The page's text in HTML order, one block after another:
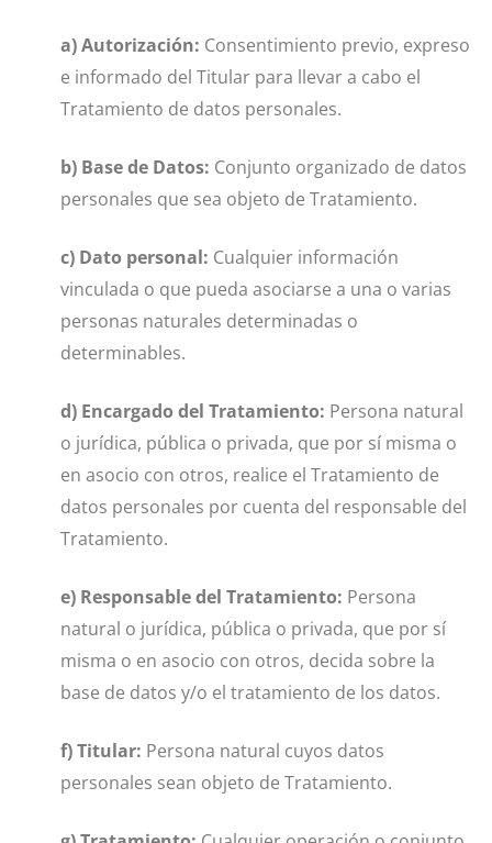
a) Autorización: Consentimiento previo, expreso
e informado del Titular para llevar a cabo el
Tratamiento de datos personales.
b) Base de Datos: Conjunto organizado de datos
personales que sea objeto de Tratamiento.
c) Dato personal: Cualquier información
vinculada o que pueda asociarse a una o varias
personas naturales determinadas o
determinables.
d) Encargado del Tratamiento: Persona natural
o jurídica, pública o privada, que por sí misma o
en asocio con otros, realice el Tratamiento de
datos personales por cuenta del responsable del
Tratamiento.
e) Responsable del Tratamiento: Persona
natural o jurídica, pública o privada, que por sí
misma o en asocio con otros, decida sobre la
base de datos y/o el tratamiento de los datos.
f) Titular: Persona natural cuyos datos
personales sean objeto de Tratamiento.